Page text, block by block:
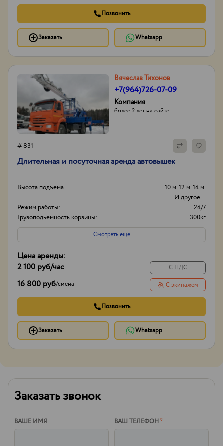
Позвонить
Заказать Whatsapp
Вячеслав Тихонов
+7(964)726-07-09
Компания
более 2 лет на сайте
# 831
Длительная и посуточная аренда автовышек
Высота подъема
10 м. 12 м. 14 м.
И другое...
Режим работы:
24/7
Грузоподьемность корзины:
300кг
Боковой вылет стрелы
20м
Смотреть еще
Цена аренды:
2 100 руб/час
16 800 руб/смена
С НДС
С экипажем
Позвонить
Заказать Whatsapp
Заказать звонок
ВАШЕ ИМЯ ВАШ ТЕЛЕФОН*